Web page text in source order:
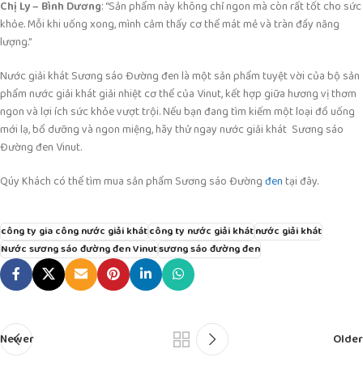
Chị Ly – Bình Dương: “Sản phẩm này không chỉ ngon mà còn rất tốt cho sức
khỏe. Mỗi khi uống xong, mình cảm thấy cơ thể mát mẻ và tràn đầy năng
lượng.”
Nước giải khát Sương sáo Đường đen là một sản phẩm tuyệt vời của bộ sản
phẩm nước giải khát giải nhiệt cơ thể của Vinut, kết hợp giữa hương vị thơm
ngon và lợi ích sức khỏe vượt trội. Nếu bạn đang tìm kiếm một loại đồ uống
mới lạ, bổ dưỡng và ngon miệng, hãy thử ngay nước giải khát Sương sáo
Đường đen Vinut.
Qúy Khách có thể tìm mua sản phẩm Sương sáo Đườngđentại đây.
công ty gia công nước giải khátcông ty nước giải khátnước giải khát
Nước sương sáo đường đen Vinutsương sáo đường đen
Newer Older